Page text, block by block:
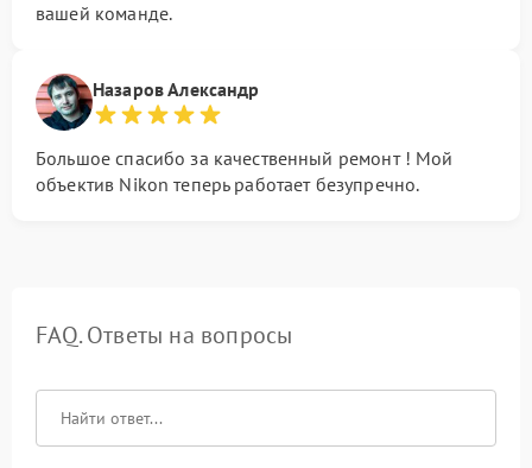
вашей команде.
Назаров Александр
Большое спасибо за качественный ремонт ! Мой
объектив Nikon теперь работает безупречно.
FAQ. Ответы на вопросы